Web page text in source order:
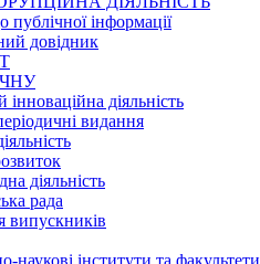
публічної інформації
довідник
ЧНУ
інноваційна діяльність
видання
діяльність
рада
випускників